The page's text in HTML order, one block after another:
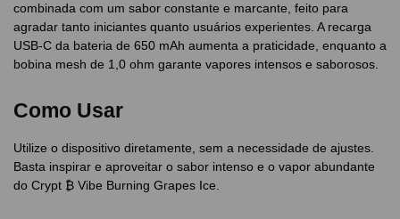
combinada com um sabor constante e marcante, feito para
agradar tanto iniciantes quanto usuários experientes. A recarga
USB-C da bateria de 650 mAh aumenta a praticidade, enquanto a
bobina mesh de 1,0 ohm garante vapores intensos e saborosos.
Como Usar
Utilize o dispositivo diretamente, sem a necessidade de ajustes.
Basta inspirar e aproveitar o sabor intenso e o vapor abundante
do Crypt ₿ Vibe Burning Grapes Ice.